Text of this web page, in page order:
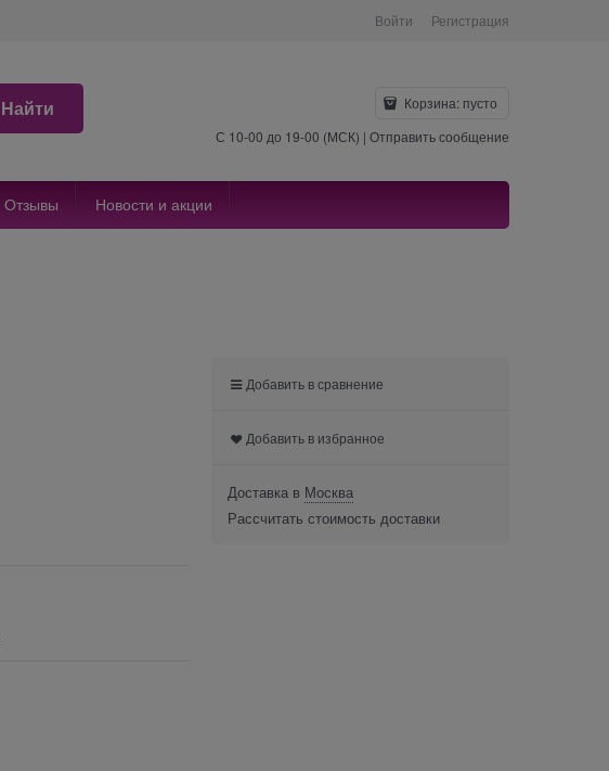
Войти Регистрация
Найти Корзина: пусто
С 10-00 до 19-00 (МСК) | Отправить сообщение
Отзывы Новости и акции
Добавить в сравнение
Добавить в избранное
Доставка в Москва
Рассчитать стоимость доставки